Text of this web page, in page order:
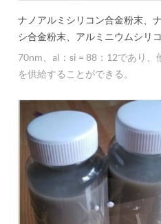
ナノアルミシリコン合金粉末、
シ合金粉末、アルミニウムシリ
70nm、al：si = 88：12であり、
を供給することができる。